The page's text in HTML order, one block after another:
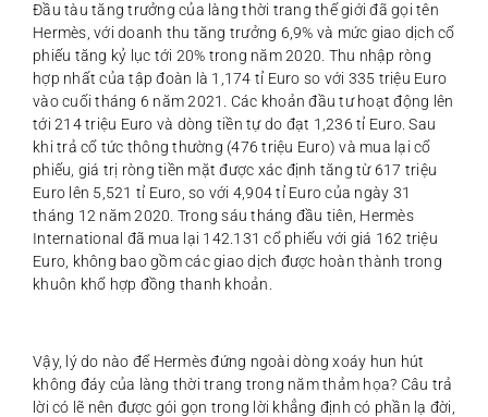
Đầu tàu tăng trưởng của làng thời trang thế giới đã gọi tên
Hermès, với doanh thu tăng trưởng 6,9% và mức giao dịch cổ
phiếu tăng kỷ lục tới 20% trong năm 2020. Thu nhập ròng
hợp nhất của tập đoàn là 1,174 tỉ Euro so với 335 triệu Euro
vào cuối tháng 6 năm 2021. Các khoản đầu tư hoạt động lên
tới 214 triệu Euro và dòng tiền tự do đạt 1,236 tỉ Euro. Sau
khi trả cổ tức thông thường (476 triệu Euro) và mua lại cổ
phiếu, giá trị ròng tiền mặt được xác định tăng từ 617 triệu
Euro lên 5,521 tỉ Euro, so với 4,904 tỉ Euro của ngày 31
tháng 12 năm 2020. Trong sáu tháng đầu tiên, Hermès
International đã mua lại 142.131 cổ phiếu với giá 162 triệu
Euro, không bao gồm các giao dịch được hoàn thành trong
khuôn khổ hợp đồng thanh khoản.
Vậy, lý do nào để Hermès đứng ngoài dòng xoáy hun hút
không đáy của làng thời trang trong năm thảm họa? Câu trả
lời có lẽ nên được gói gọn trong lời khẳng định có phần lạ đời,